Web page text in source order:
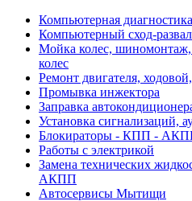
Компьютерная
Компьютерный сход-развал
Мойка колес, шиномонтаж,
колес
Ремонт двигателя,
Промывка инжектора
Заправка
Установка сигнализаций,
Блокираторы - КПП -
Работы с электрикой
Замена технических
АКПП
Автосервисы Мытищи